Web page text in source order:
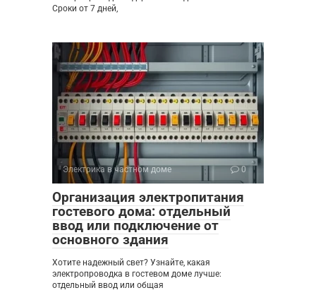
Сроки от 7 дней,
Электрика в частном доме 0
Организация электропитания
гостевого дома: отдельный
ввод или подключение от
основного здания
Хотите надежный свет? Узнайте, какая
электропроводка в гостевом доме лучше:
отдельный ввод или общая